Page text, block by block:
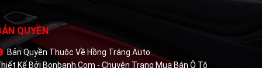
QUYỀN
Bản Quyền Thuộc Về Hồng Tráng Auto
Kế Bởi Bonbanh.com - Chuyên Trang Mua Bán Ô Tô